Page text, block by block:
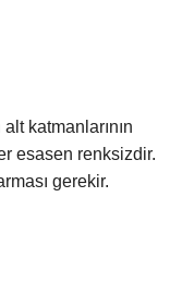
katmanlarının
esasen renksizdir.
gerekir.